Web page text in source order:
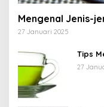
Mengenal Jenis-
27 Januari 2025
Tips
27